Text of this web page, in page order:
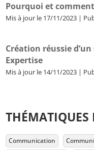
Pourquoi et
Mis à jour le 17/11/2023 |
Création réussie
Expertise
Mis à jour le 14/11/2023 |
THÉMATIQUES
Communication